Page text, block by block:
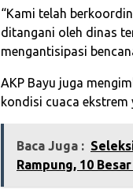
“Kami telah
ditangani oleh dinas
mengantisipasi
AKP Bayu juga
kondisi cuaca
Baca Juga :
Rampung, 10